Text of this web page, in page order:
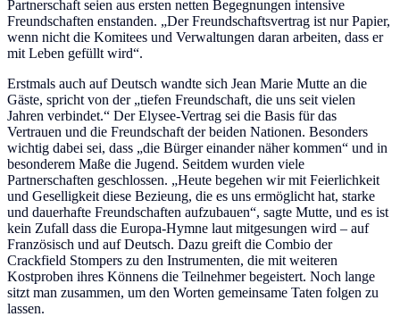
Partnerschaft seien aus ersten netten Begegnungen intensive
Freundschaften enstanden. „Der Freundschaftsvertrag ist nur Papier,
wenn nicht die Komitees und Verwaltungen daran arbeiten, dass er
mit Leben gefüllt wird“.
Erstmals auch auf Deutsch wandte sich Jean Marie Mutte an die
Gäste, spricht von der „tiefen Freundschaft, die uns seit vielen
Jahren verbindet.“ Der Elysee-Vertrag sei die Basis für das
Vertrauen und die Freundschaft der beiden Nationen. Besonders
wichtig dabei sei, dass „die Bürger einander näher kommen“ und in
besonderem Maße die Jugend. Seitdem wurden viele
Partnerschaften geschlossen. „Heute begehen wir mit Feierlichkeit
und Geselligkeit diese Bezieung, die es uns ermöglicht hat, starke
und dauerhafte Freundschaften aufzubauen“, sagte Mutte, und es ist
kein Zufall dass die Europa-Hymne laut mitgesungen wird – auf
Französisch und auf Deutsch. Dazu greift die Combio der
Crackfield Stompers zu den Instrumenten, die mit weiteren
Kostproben ihres Könnens die Teilnehmer begeistert. Noch lange
sitzt man zusammen, um den Worten gemeinsame Taten folgen zu
lassen.